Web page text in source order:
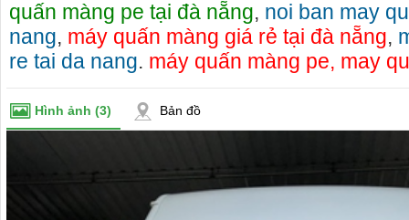
quấn màng pe tại đà nẵng, noi ban may
nang, máy quấn màng giá rẻ tại đà nẵng,
re tai da nang. máy quấn màng pe, may
Hình ảnh (3) Bản đồ
cho thue
thuê xe
cho
Cho thuê nhà nguyên căn Phú Yên, chuyên cho
thuê nhà nguyên căn tại Phú Yên
Chúng tôi hiên đang cho thuê nhà nguyên căn